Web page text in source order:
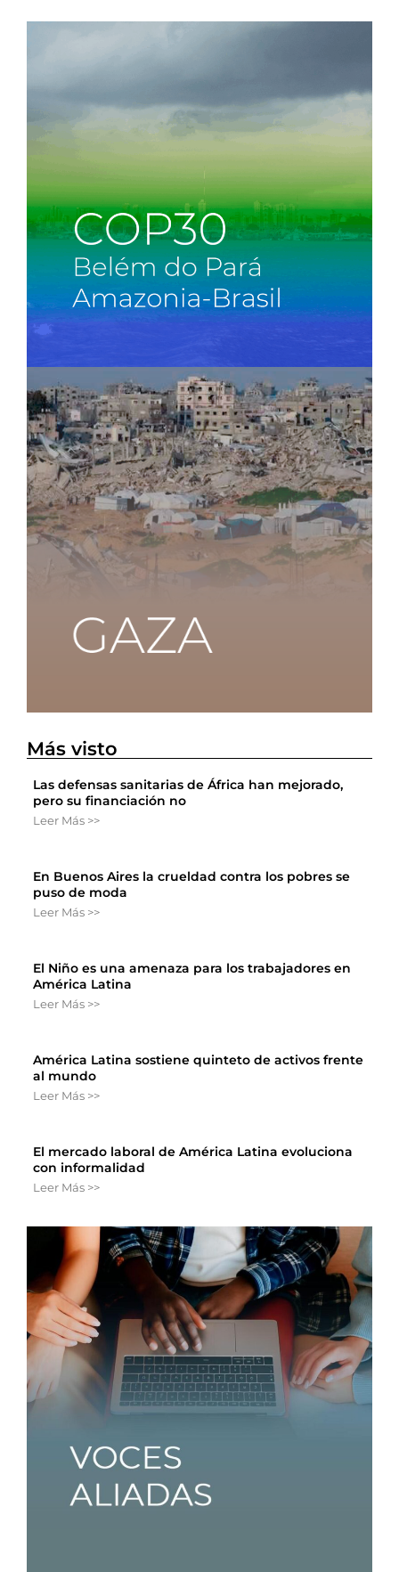
Más visto
Las defensas sanitarias de África han mejorado,
pero su financiación no
Leer Más >>
En Buenos Aires la crueldad contra los pobres se
puso de moda
Leer Más >>
El Niño es una amenaza para los trabajadores en
América Latina
Leer Más >>
América Latina sostiene quinteto de activos frente
al mundo
Leer Más >>
El mercado laboral de América Latina evoluciona
con informalidad
Leer Más >>